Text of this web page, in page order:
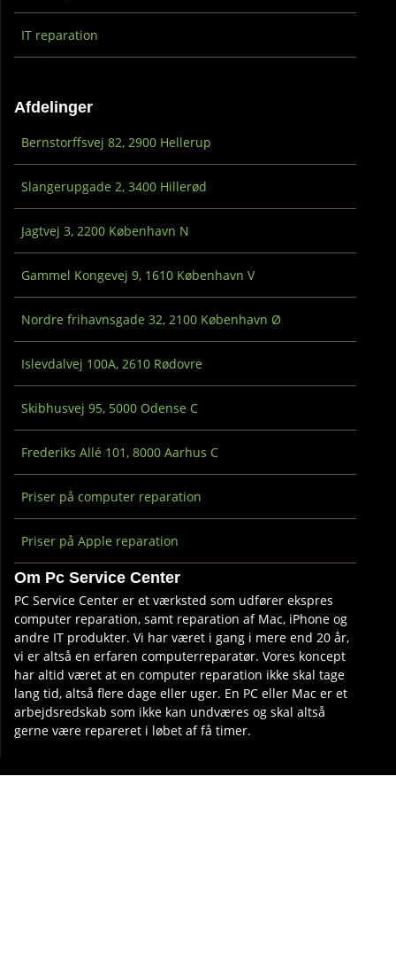
IT reparation
Afdelinger
Bernstorffsvej 82, 2900 Hellerup
Slangerupgade 2, 3400 Hillerød
Jagtvej 3, 2200 København N
Gammel Kongevej 9, 1610 København V
Nordre frihavnsgade 32, 2100 København Ø
Islevdalvej 100A, 2610 Rødovre
Skibhusvej 95, 5000 Odense C
Frederiks Allé 101, 8000 Aarhus C
Priser på computer reparation
Priser på Apple reparation
Om Pc Service Center
PC Service Center er et værksted som udfører ekspres
computer reparation, samt reparation af Mac, iPhone og
andre IT produkter. Vi har været i gang i mere end 20 år,
vi er altså en erfaren computerreparatør. Vores koncept
har altid været at en computer reparation ikke skal tage
lang tid, altså flere dage eller uger. En PC eller Mac er et
arbejdsredskab som ikke kan undværes og skal altså
gerne være repareret i løbet af få timer.